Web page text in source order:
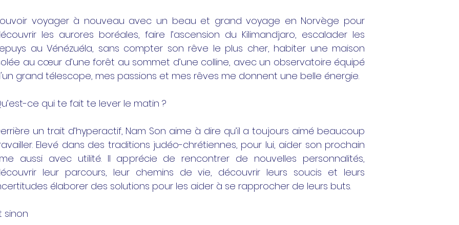
voyager à nouveau avec un beau et grand voyage en Norvège pour
les aurores boréales, faire l’ascension du Kilimandjaro, escalader les
au Vénézuéla, sans compter son rêve le plus cher, habiter une maison
au cœur d’une forêt au sommet d’une colline, avec un observatoire équipé
grand télescope, mes passions et mes rêves me donnent une belle énergie.
ce qui te fait te lever le matin ?
un trait d’hyperactif, Nam Son aime à dire qu’il a toujours aimé beaucoup
Elevé dans des traditions judéo-chrétiennes, pour lui, aider son prochain
aussi avec utilité. Il apprécie de rencontrer de nouvelles personnalités,
leur parcours, leur chemins de vie, découvrir leurs soucis et leurs
élaborer des solutions pour les aider à se rapprocher de leurs buts.
sinon